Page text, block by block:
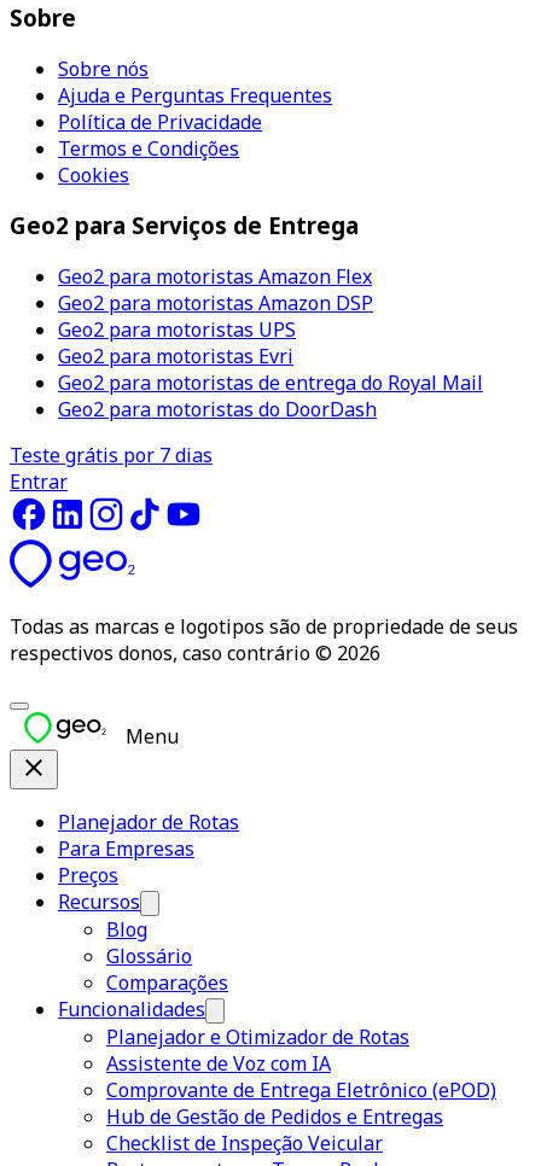
Sobre
Sobre nós
Ajuda e Perguntas Frequentes
Política de Privacidade
Termos e Condições
Cookies
Geo2 para Serviços de Entrega
Geo2 para motoristas Amazon Flex
Geo2 para motoristas Amazon DSP
Geo2 para motoristas UPS
Geo2 para motoristas Evri
Geo2 para motoristas de entrega do Royal Mail
Geo2 para motoristas do DoorDash
Teste grátis por 7 dias
Entrar
Todas as marcas e logotipos são de propriedade de seus
respectivos donos, caso contrário © 2026
Menu
Planejador de Rotas
Para Empresas
Preços
Recursos
Blog
Glossário
Comparações
Funcionalidades
Planejador e Otimizador de Rotas
Assistente de Voz com IA
Comprovante de Entrega Eletrônico (ePOD)
Hub de Gestão de Pedidos e Entregas
Checklist de Inspeção Veicular